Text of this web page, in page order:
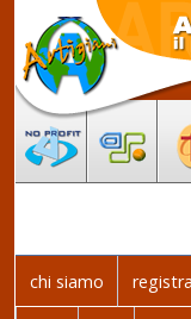
chi siamo